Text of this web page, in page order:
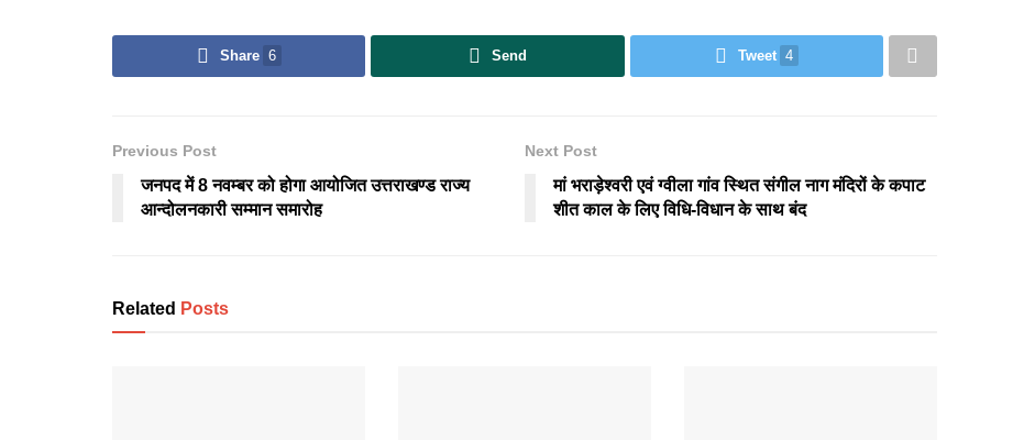
Share 6 Send Tweet 4
Previous Post
जनपद में 8 नवम्बर को होगा आयोजित उत्तराखण्ड राज्य
आन्दोलनकारी सम्मान समारोह
Next Post
मां भराड़ेश्वरी एवं ग्वीला गांव स्थित संगील नाग मंदिरों के कपाट
शीत काल के लिए विधि-विधान के साथ बंद
Related Posts